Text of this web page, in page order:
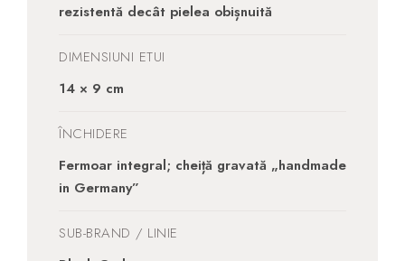
rezistentă decât pielea obișnuită
DIMENSIUNI ETUI
14 × 9 cm
ÎNCHIDERE
Fermoar integral; cheiță gravată „handmade
in Germany”
SUB-BRAND / LINIE